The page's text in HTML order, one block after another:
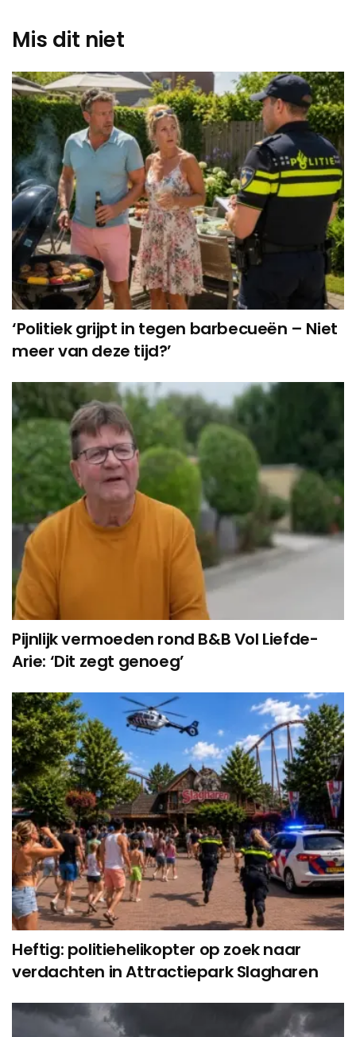
Mis dit niet
‘Politiek grijpt in tegen barbecueën – Niet
meer van deze tijd?’
Pijnlijk vermoeden rond B&B Vol Liefde-
Arie: ‘Dit zegt genoeg’
Heftig: politiehelikopter op zoek naar
verdachten in Attractiepark Slagharen